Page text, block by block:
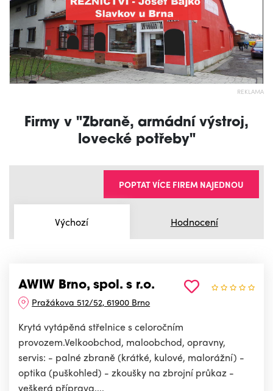
REKLAMA
Firmy v "Zbraně, armádní výstroj,
lovecké potřeby"
Výchozí Hodnocení
POPTAT VÍCE FIREM NAJEDNOU
AWIW Brno, spol. s r.o.
Pražákova 512/52, 61900 Brno
Krytá vytápěná střelnice s celoročním
provozem.Velkoobchod, maloobchod, opravny,
servis: - palné zbraně (krátké, kulové, malorážní) -
optika (puškohled) - zkoušky na zbrojní průkaz -
veškerá příprava....